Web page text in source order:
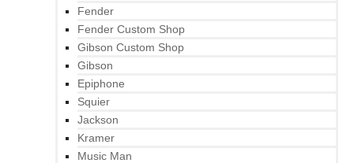
Fender
Fender Custom Shop
Gibson Custom Shop
Gibson
Epiphone
Squier
Jackson
Kramer
Music Man